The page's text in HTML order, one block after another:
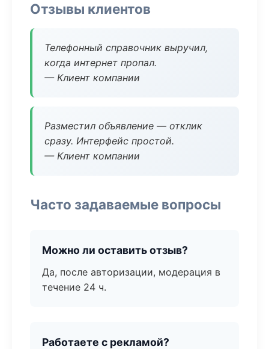
Отзывы клиентов
Телефонный справочник выручил,
когда интернет пропал.
— Клиент компании
Разместил объявление — отклик
сразу. Интерфейс простой.
— Клиент компании
Часто задаваемые вопросы
Можно ли оставить отзыв?
Да, после авторизации, модерация в
течение 24 ч.
Работаете с рекламой?